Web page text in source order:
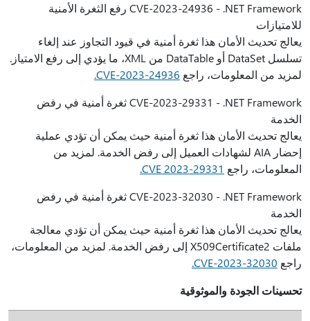
CVE-2023-24936 - .NET Framework رفع الثغرة الأمنية
للامتيازات
يعالج تحديث الأمان هذا ثغرة أمنية في قيود التجاوز عند إلغاء
تسلسل DataSet أو DataTable من XML، ما يؤدي إلى رفع الامتياز.
لمزيد من المعلومات، راجع CVE-2023-24936.
CVE-2023-29331 - .NET Framework ثغرة أمنية في رفض
الخدمة
يعالج تحديث الأمان هذا ثغرة أمنية حيث يمكن أن تؤدي عملية
إحضار AIA لشهادات العميل إلى رفض الخدمة. لمزيد من
المعلومات، راجع CVE 2023-29331.
CVE-2023-32030 - .NET Framework ثغرة أمنية في رفض
الخدمة
يعالج تحديث الأمان هذا ثغرة أمنية حيث يمكن أن تؤدي معالجة
ملفات X509Certificate2 إلى رفض الخدمة. لمزيد من المعلومات،
راجع CVE-2023-32030.
تحسينات الجودة والموثوقية